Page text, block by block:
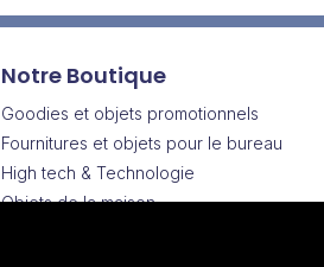
Notre Boutique
Goodies et objets promotionnels
Fournitures et objets pour le bureau
High tech & Technologie
Objets de la maison